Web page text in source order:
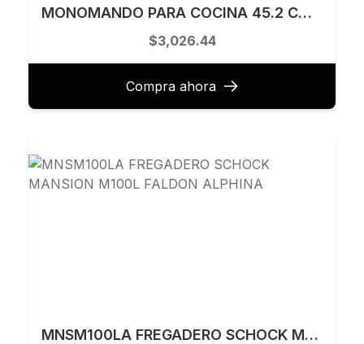
MONOMANDO PARA COCINA 45.2 CM TECNOLAM MODELO TEC149SS
$3,026.44
Compra ahora
MNSM100LA FREGADERO SCHOCK MANSION M100L FALDON ALPHINA